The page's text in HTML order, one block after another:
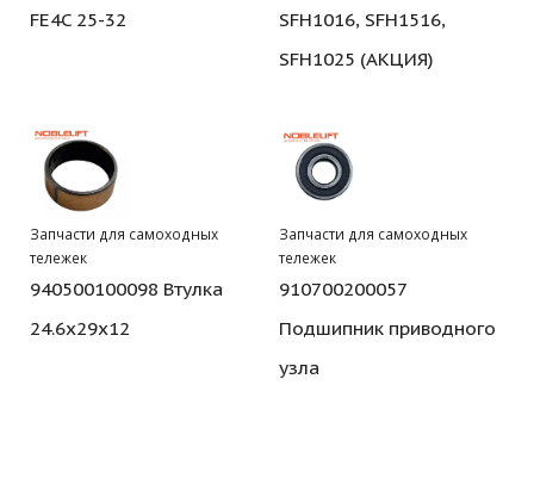
FE4C 25-32
SFH1016, SFH1516,
SFH1025 (АКЦИЯ)
Запчасти для самоходных
тележек
940500100098 Втулка
24.6x29x12
Запчасти для самоходных
тележек
910700200057
Подшипник приводного
узла